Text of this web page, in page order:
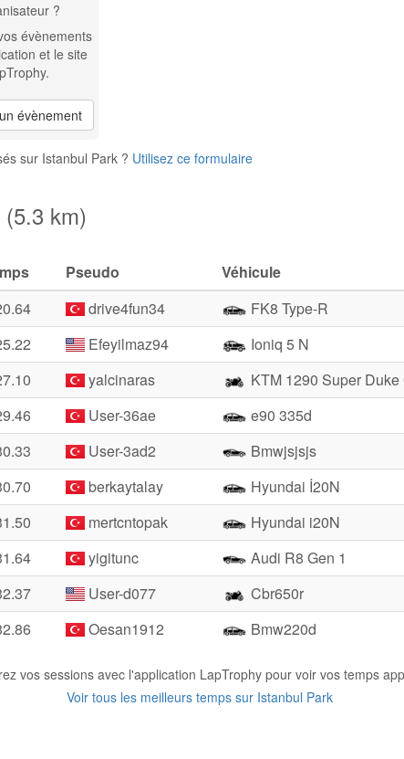
?
évènements
et le site
évènement
sur Istanbul Park ? Utilisez ce formulaire
km)
Pseudo
Véhicule
drive4fun34
FK8 Type-R
Efeyilmaz94
Ioniq 5 N
yalcinaras
KTM 1290 Super Duke
User-36ae
e90 335d
User-3ad2
Bmwjsjsjs
berkaytalay
Hyundai İ20N
mertcntopak
Hyundai i20N
yigitunc
Audi R8 Gen 1
User-d077
Cbr650r
Oesan1912 Bmw220d
vos sessions avec l'application LapTrophy pour voir vos temps
Voir tous les meilleurs temps sur Istanbul Park